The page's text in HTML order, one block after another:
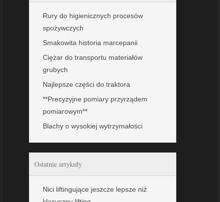
Rury do higienicznych procesów
spożywczych
Smakowita historia marcepanii
Ciężar do transportu materiałów
grubych
Najlepsze części do traktora
**Precyzyjne pomiary przyrządem
pomiarowym**
Blachy o wysokiej wytrzymałości
Ostatnie artykuły
Nici liftingujące jeszcze lepsze niż